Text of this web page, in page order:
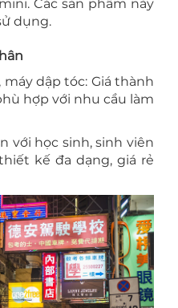
Các sản phẩm này
dụng.
máy dập tóc: Giá thành
hợp với nhu cầu làm
với học sinh, sinh viên
kế đa dạng, giá rẻ